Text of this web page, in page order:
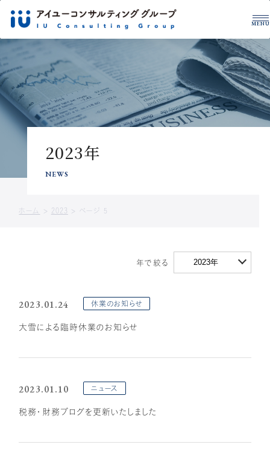
MENU
グループについて
税理士・公認会計士
拠点一覧
サービス紹介
事例紹介
税務・財務を学ぶ
CONTACT US
顧問税理士向け
IUダイレクト
IU相続クラブ
2023年
NEWS
ホーム > 2023 > ページ 5
年で絞る 2023年
2023.01.24 休業のお知らせ
大雪による臨時休業のお知らせ
2023.01.10 ニュース
税務・財務ブログを更新いたしました